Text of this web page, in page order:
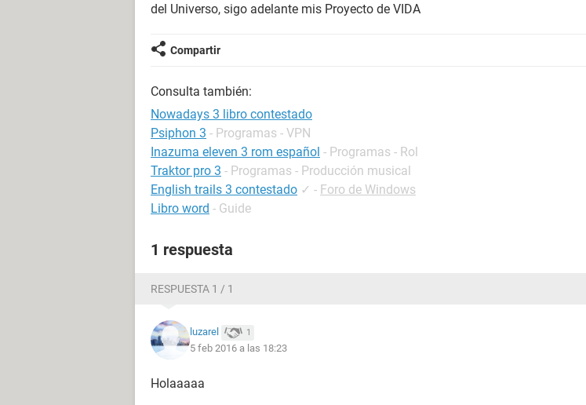
del Universo, sigo adelante mis Proyecto de VIDA
Compartir
Consulta también:
Nowadays 3 libro contestado
Psiphon 3 - Programas - VPN
Inazuma eleven 3 rom español - Programas - Rol
Traktor pro 3 - Programas - Producción musical
English trails 3 contestado ✓ - Foro de Windows
Libro word - Guide
1 respuesta
RESPUESTA 1 / 1
luzarel 1
5 feb 2016 a las 18:23
Holaaaaa